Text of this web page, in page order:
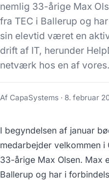
nemlig 33-årige Max
fra TEC i Ballerup og
sin elevtid været en
drift af IT, herunder
netværk hos en af
Af CapaSystems · 8. februar
I begyndelsen af januar
medarbejder velkommen i
33-årige Max Olsen. Max
Ballerup og har i